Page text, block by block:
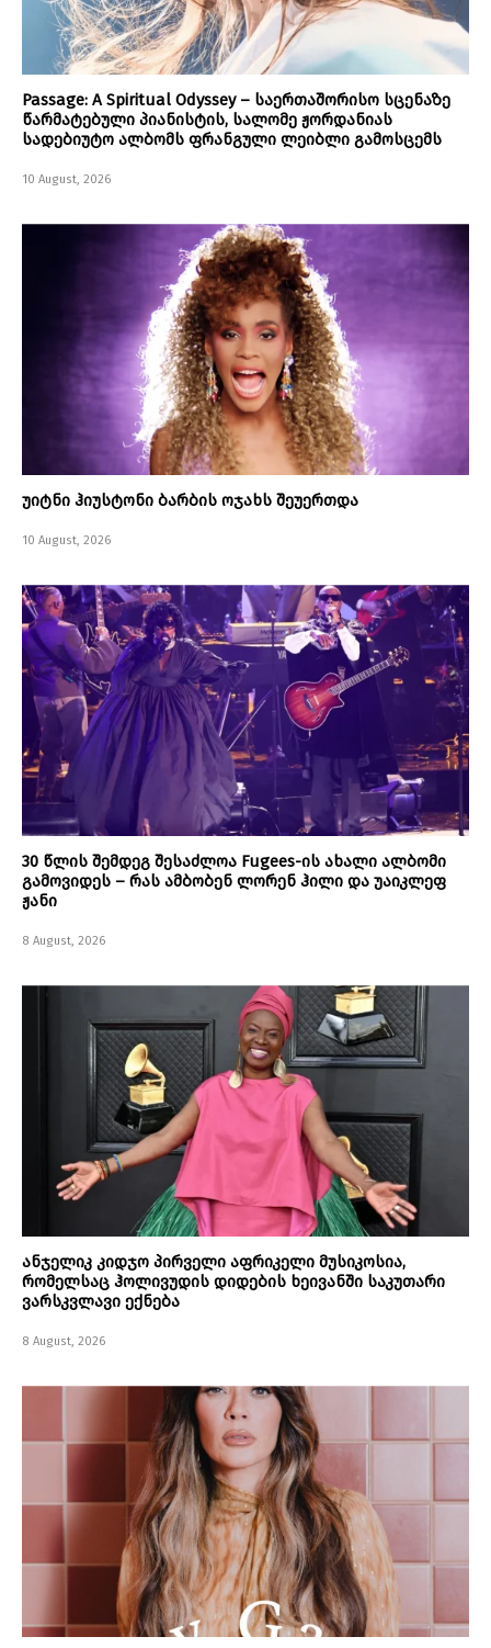
Passage: A Spiritual Odyssey – საერთაშორისო სცენაზე
წარმატებული პიანისტის, სალომე ჟორდანიას
სადებიუტო ალბომს ფრანგული ლეიბლი გამოსცემს
10 August, 2026
უიტნი ჰიუსტონი ბარბის ოჯახს შეუერთდა
10 August, 2026
30 წლის შემდეგ შესაძლოა Fugees-ის ახალი ალბომი
გამოვიდეს – რას ამბობენ ლორენ ჰილი და უაიკლეფ
ჟანი
8 August, 2026
ანჯელიკ კიდჯო პირველი აფრიკელი მუსიკოსია,
რომელსაც ჰოლივუდის დიდების ხეივანში საკუთარი
ვარსკვლავი ექნება
8 August, 2026